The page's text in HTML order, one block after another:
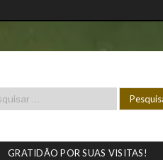
GRATIDÃO POR SUAS VISITAS!